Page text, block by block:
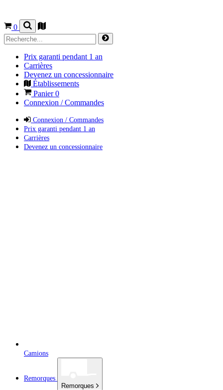
0
Prix garanti pendant 1 an
Carrières
Devenez un concessionnaire
Établissements
Panier0
Connexion / Commandes
Connexion / Commandes
Prix garanti pendant 1 an
Carrières
Devenez un concessionnaire
Camions
Remorques
Remorques